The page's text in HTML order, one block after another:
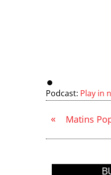
Podcast: Play in
« Matins